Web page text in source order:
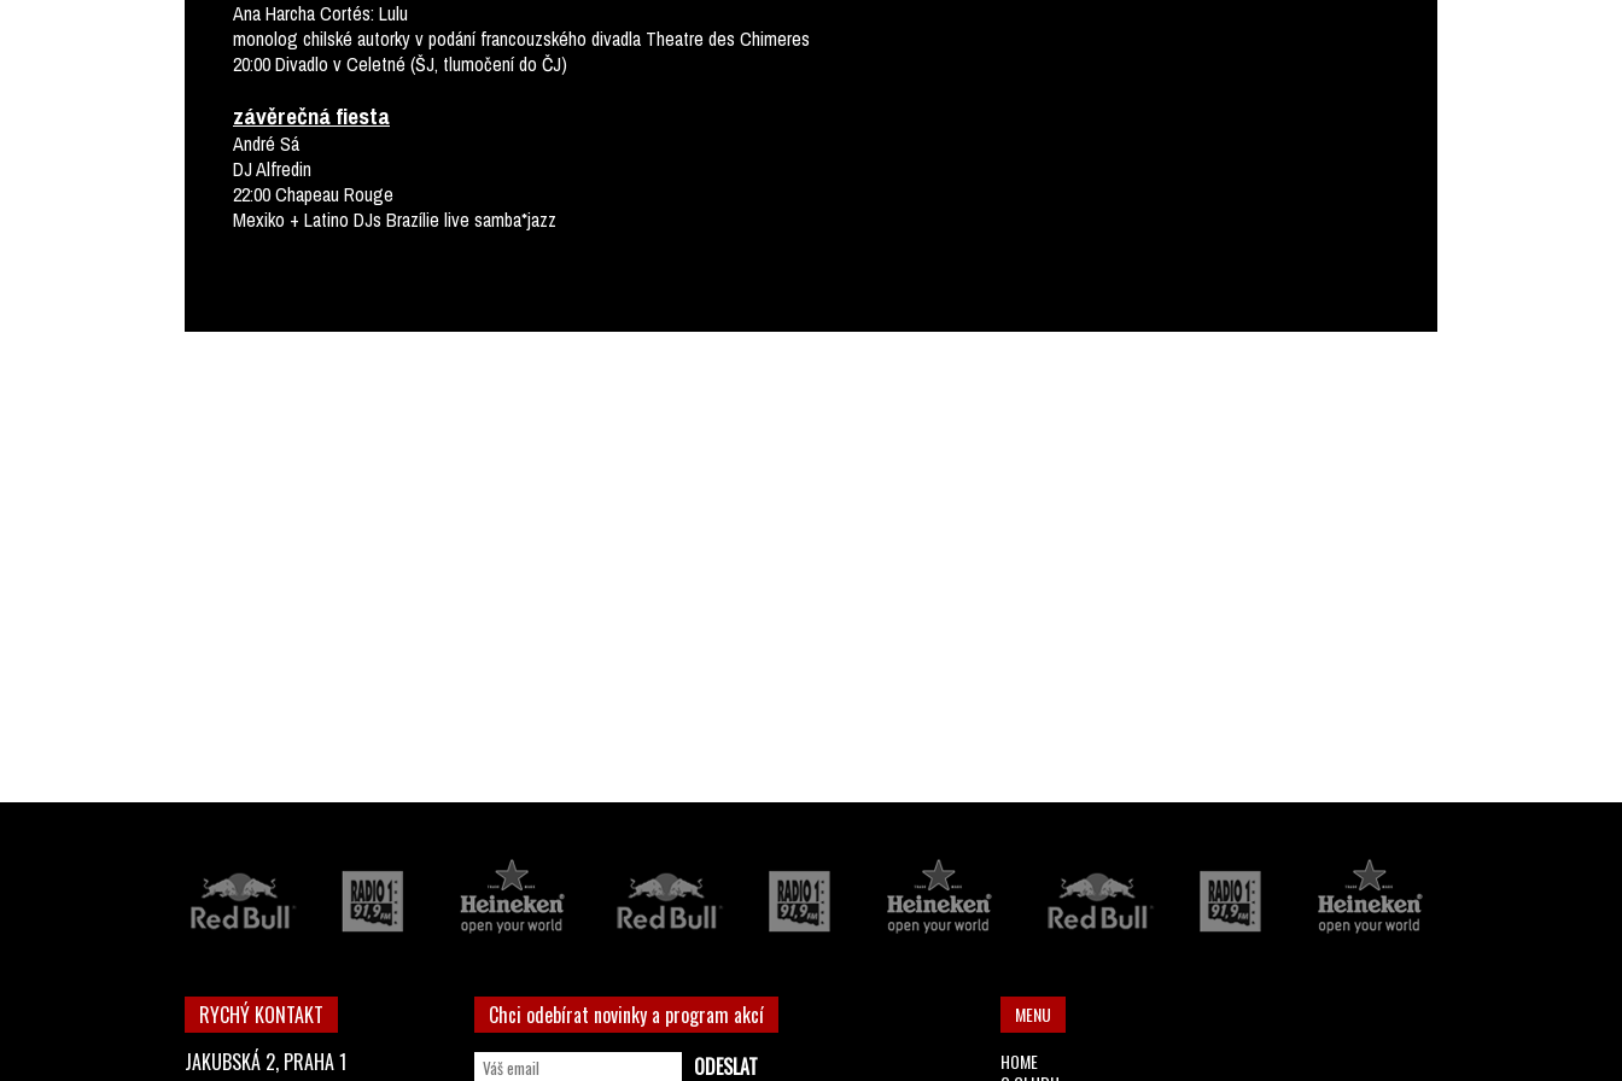
Ana Harcha Cortés: Lulu
monolog chilské autorky v podání francouzského divadla Theatre des Chimeres
20:00 Divadlo v Celetné (ŠJ, tlumočení do ČJ)
závěrečná fiesta
André Sá
DJ Alfredin
22:00 Chapeau Rouge
Mexiko + Latino DJs Brazílie live samba*jazz
RYCHÝ KONTAKT
JAKUBSKÁ 2, PRAHA 1
Chci odebírat novinky a program akcí
MENU
HOME